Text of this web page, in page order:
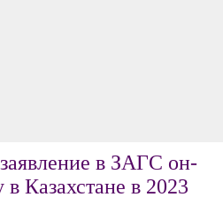
в ЗАГС он-
Казахстане в 2023